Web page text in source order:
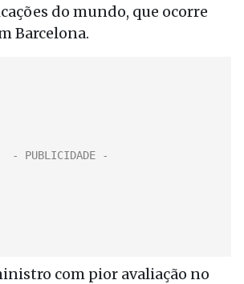
do mundo, que ocorre
Barcelona.
com pior avaliação no